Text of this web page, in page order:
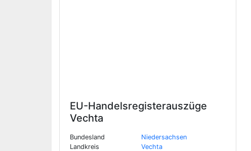
EU-Handelsregisterauszüge
Vechta
Bundesland
Niedersachsen
Landkreis
Vechta